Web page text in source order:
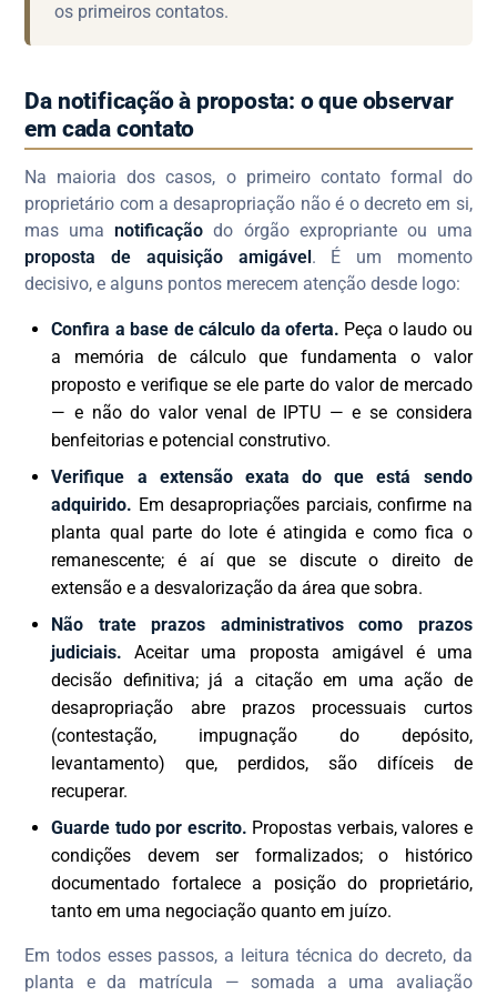
os primeiros contatos.
Da notificação à proposta: o que observar
em cada contato
Na maioria dos casos, o primeiro contato formal do
proprietário com a desapropriação não é o decreto em si,
mas umanotificação do órgão expropriante ou uma
proposta de aquisição amigável. É um momento
decisivo, e alguns pontos merecem atenção desde logo:
Confira a base de cálculo da oferta. Peça o laudo ou
a memória de cálculo que fundamenta o valor
proposto e verifique se ele parte do valor de mercado
— e não do valor venal de IPTU — e se considera
benfeitorias e potencial construtivo.
Verifique a extensão exata do que está sendo
adquirido. Em desapropriações parciais, confirme na
planta qual parte do lote é atingida e como fica o
remanescente; é aí que se discute o direito de
extensão e a desvalorização da área que sobra.
Não trate prazos administrativos como prazos
judiciais. Aceitar uma proposta amigável é uma
decisão definitiva; já a citação em uma ação de
desapropriação abre prazos processuais curtos
(contestação, impugnação do depósito,
levantamento) que, perdidos, são difíceis de
recuperar.
Guarde tudo por escrito. Propostas verbais, valores e
condições devem ser formalizados; o histórico
documentado fortalece a posição do proprietário,
tanto em uma negociação quanto em juízo.
Em todos esses passos, a leitura técnica do decreto, da
planta e da matrícula — somada a uma avaliação